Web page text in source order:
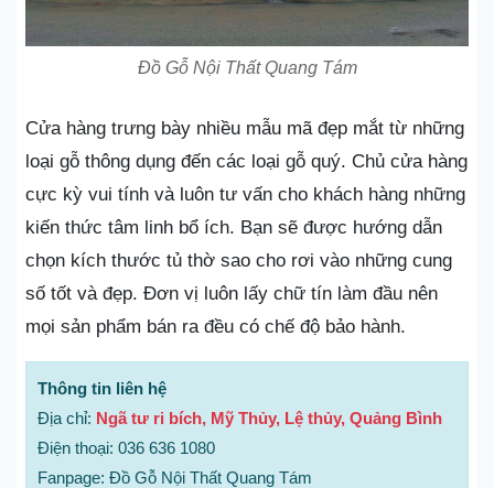
Đồ Gỗ Nội Thất Quang Tám
Cửa hàng trưng bày nhiều mẫu mã đẹp mắt từ những
loại gỗ thông dụng đến các loại gỗ quý. Chủ cửa hàng
cực kỳ vui tính và luôn tư vấn cho khách hàng những
kiến thức tâm linh bổ ích. Bạn sẽ được hướng dẫn
chọn kích thước tủ thờ sao cho rơi vào những cung
số tốt và đẹp. Đơn vị luôn lấy chữ tín làm đầu nên
mọi sản phẩm bán ra đều có chế độ bảo hành.
Thông tin liên hệ
Địa chỉ: Ngã tư ri bích, Mỹ Thủy, Lệ thủy, Quảng Bình
Điện thoại: 036 636 1080
Fanpage: Đồ Gỗ Nội Thất Quang Tám